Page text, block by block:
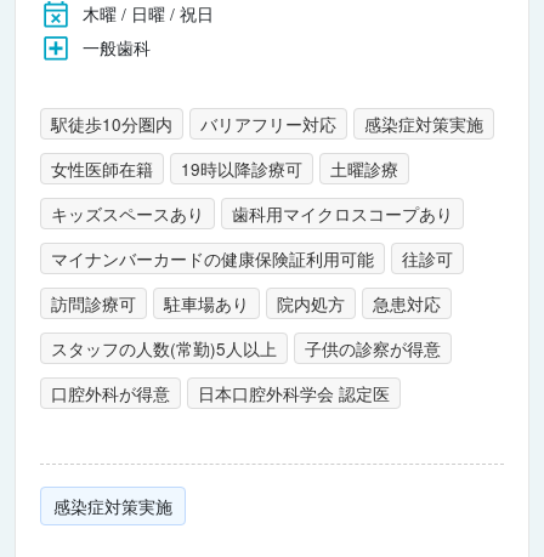
木曜 / 日曜 / 祝日
一般歯科
駅徒歩10分圏内 バリアフリー対応
感染症対策実施
女性医師在籍
19時以降診療可
土曜診療
キッズスペースあり
歯科用マイクロスコープあり
マイナンバーカードの健康保険証利用可能
往診可
訪問診療可
駐車場あり 院内処方
急患対応
スタッフの人数(常勤)5人以上
子供の診察が得意
口腔外科が得意
日本口腔外科学会 認定医
感染症対策実施